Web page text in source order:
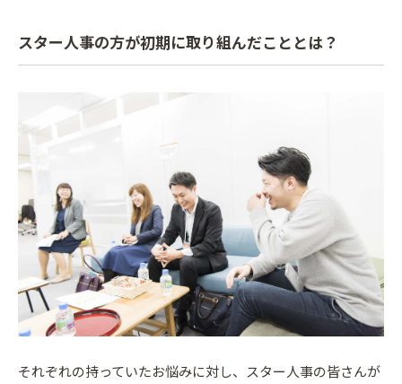
スター人事の方が初期に取り組んだこととは？
それぞれの持っていたお悩みに対し、スター人事の皆さんが